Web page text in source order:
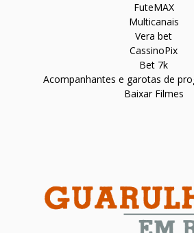
FuteMAX
Multicanais
Vera bet
CassinoPix
Bet 7k
Acompanhantes e garotas de
Baixar Filmes